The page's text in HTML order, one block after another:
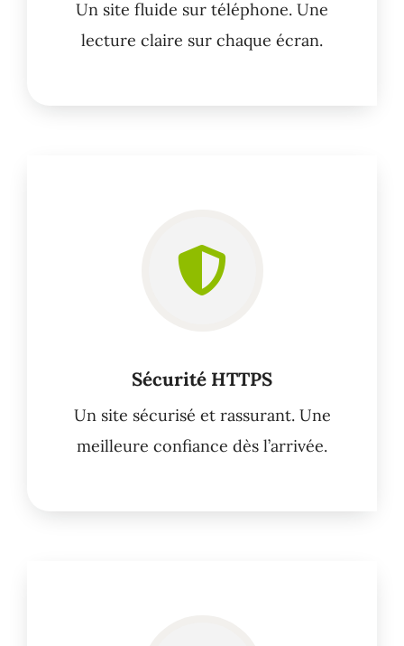
Un site fluide sur téléphone. Une
lecture claire sur chaque écran.
Sécurité HTTPS
Un site sécurisé et rassurant. Une
meilleure confiance dès l’arrivée.